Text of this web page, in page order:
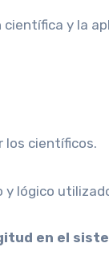
y la
los científicos.
lógico
en el